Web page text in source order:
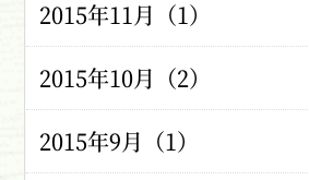
2015年11月（1）
2015年10月（2）
2015年9月（1）